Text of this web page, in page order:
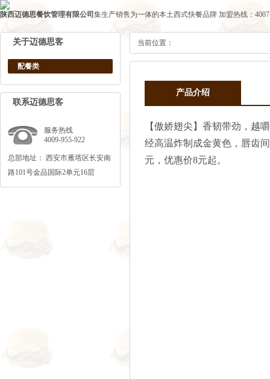
陕西迈德思餐饮管理有限公司 集生产销售为一体的本土西式快餐品牌 加盟热线：
关于迈德思客
配餐类
联系迈德思客
服务热线
4009-955-922
总部地址： 西安市雁塔区长安南
路101号金品国际2单元16层
当前位置：
产品介绍
【傲娇翅尖】香韧带劲，
经高温炸制成金黄色，唇齿
元，优惠价8元起。